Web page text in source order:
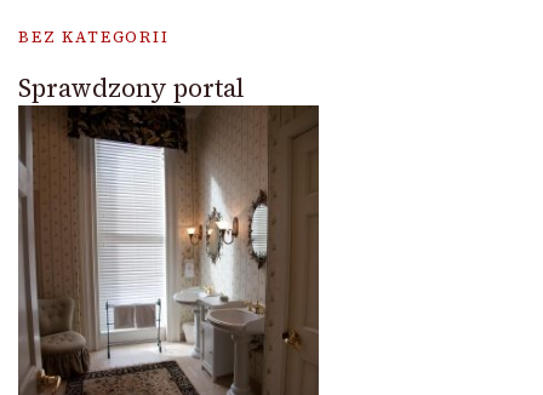
BEZ KATEGORII
Sprawdzony portal